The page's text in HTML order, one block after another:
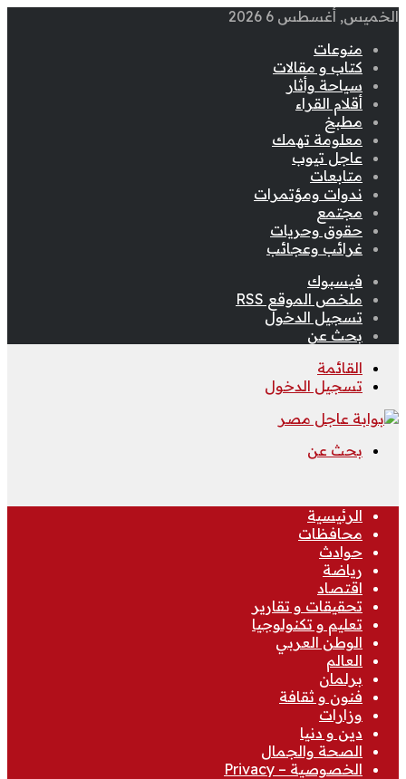
الخميس, أغسطس 6 2026
منوعات
كتاب و مقالات
سياحة وأثار
أقلام القراء
مطبخ
معلومة تهمك
عاجل تيوب
متابعات
ندوات ومؤتمرات
مجتمع
حقوق وحريات
غرائب وعجائب
فيسبوك
ملخص الموقع RSS
تسجيل الدخول
بحث عن
القائمة
تسجيل الدخول
بحث عن
الرئيسية
محافظات
حوادث
رياضة
اقتصاد
تحقيقات و تقارير
تعليم و تكنولوجيا
الوطن العربي
العالم
برلمان
فنون و ثقافة
وزارات
دين و دنيا
الصحة والجمال
الخصوصية – Privacy